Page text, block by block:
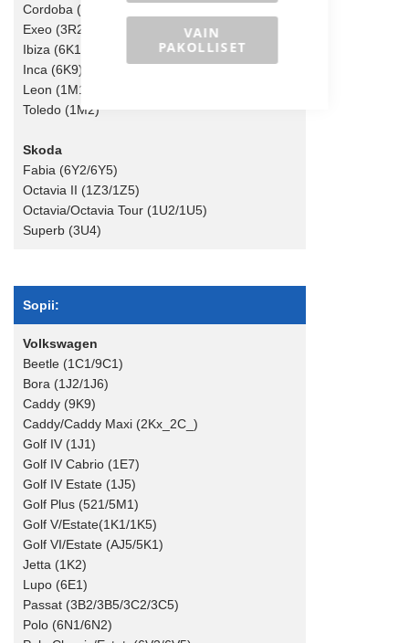
VAIN
PAKOLLISET
Cordoba (6K2/6K5/6L2)
Exeo (3R2/3R5)
Ibiza (6K16L1)
Inca (6K9)
Leon (1M1/1P1)
Toledo (1M2)
Skoda
Fabia (6Y2/6Y5)
Octavia II (1Z3/1Z5)
Octavia/Octavia Tour (1U2/1U5)
Superb (3U4)
Sopii:
Volkswagen
Beetle (1C1/9C1)
Bora (1J2/1J6)
Caddy (9K9)
Caddy/Caddy Maxi (2Kx_2C_)
Golf IV (1J1)
Golf IV Cabrio (1E7)
Golf IV Estate (1J5)
Golf Plus (521/5M1)
Golf V/Estate(1K1/1K5)
Golf VI/Estate (AJ5/5K1)
Jetta (1K2)
Lupo (6E1)
Passat (3B2/3B5/3C2/3C5)
Polo (6N1/6N2)